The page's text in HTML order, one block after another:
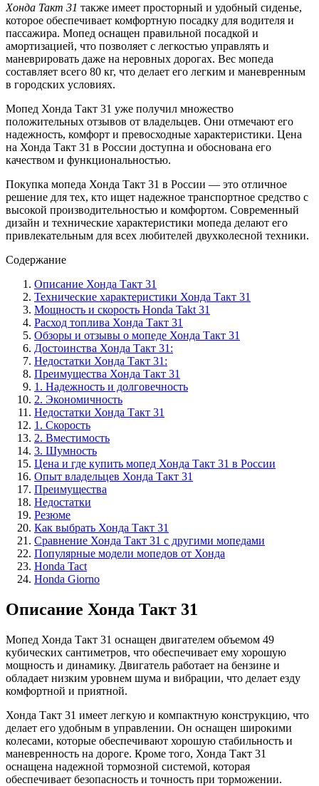
Хонда Такт 31 также имеет просторный и удобный сиденье,
которое обеспечивает комфортную посадку для водителя и
пассажира. Мопед оснащен правильной посадкой и
амортизацией, что позволяет с легкостью управлять и
маневрировать даже на неровных дорогах. Вес мопеда
составляет всего 80 кг, что делает его легким и маневренным
в городских условиях.
Мопед Хонда Такт 31 уже получил множество
положительных отзывов от владельцев. Они отмечают его
надежность, комфорт и превосходные характеристики. Цена
на Хонда Такт 31 в России доступна и обоснована его
качеством и функциональностью.
Покупка мопеда Хонда Такт 31 в России — это отличное
решение для тех, кто ищет надежное транспортное средство с
высокой производительностью и комфортом. Современный
дизайн и технические характеристики мопеда делают его
привлекательным для всех любителей двухколесной техники.
Содержание
Описание Хонда Такт 31
Технические характеристики Хонда Такт 31
Мощность и скорость Honda Takt 31
Расход топлива Хонда Такт 31
Обзоры и отзывы о мопеде Хонда Такт 31
Достоинства Хонда Такт 31:
Недостатки Хонда Такт 31:
Преимущества Хонда Такт 31
1. Надежность и долговечность
2. Экономичность
Недостатки Хонда Такт 31
1. Скорость
2. Вместимость
3. Шумность
Цена и где купить мопед Хонда Такт 31 в России
Опыт владельцев Хонда Такт 31
Преимущества
Недостатки
Резюме
Как выбрать Хонда Такт 31
Сравнение Хонда Такт 31 с другими мопедами
Популярные модели мопедов от Хонда
Honda Tact
Honda Giorno
Описание Хонда Такт 31
Мопед Хонда Такт 31 оснащен двигателем объемом 49
кубических сантиметров, что обеспечивает ему хорошую
мощность и динамику. Двигатель работает на бензине и
обладает низким уровнем шума и вибрации, что делает езду
комфортной и приятной.
Хонда Такт 31 имеет легкую и компактную конструкцию, что
делает его удобным в управлении. Он оснащен широкими
колесами, которые обеспечивают хорошую стабильность и
маневренность на дороге. Кроме того, Хонда Такт 31
оснащена надежной тормозной системой, которая
обеспечивает безопасность и точность при торможении.